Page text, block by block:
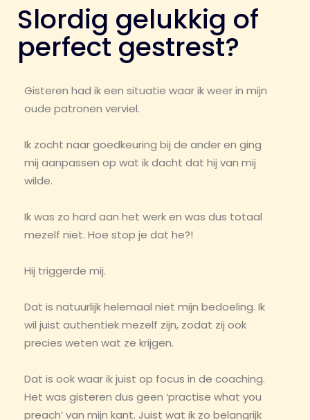
Slordig gelukkig of
perfect gestrest?
Gisteren had ik een situatie waar ik weer in mijn
oude patronen verviel.
Ik zocht naar goedkeuring bij de ander en ging
mij aanpassen op wat ik dacht dat hij van mij
wilde.
Ik was zo hard aan het werk en was dus totaal
mezelf niet. Hoe stop je dat he?!
Hij triggerde mij.
Dat is natuurlijk helemaal niet mijn bedoeling. Ik
wil juist authentiek mezelf zijn, zodat zij ook
precies weten wat ze krijgen.
Dat is ook waar ik juist op focus in de coaching.
Het was gisteren dus geen ‘practise what you
preach’ van mijn kant. Juist wat ik zo belangrijk